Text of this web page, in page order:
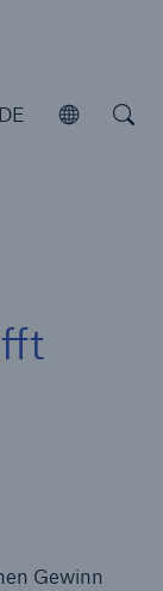
DE
Öffnen
Gewinn